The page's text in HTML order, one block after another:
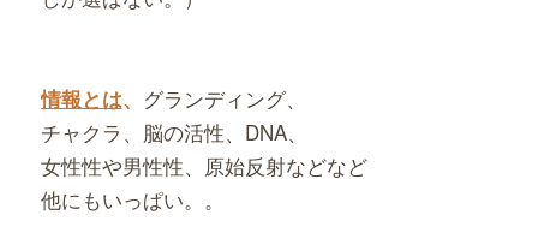
情報とは、 グランディング、
チャクラ、脳の活性、DNA、
女性性や男性性、原始反射などなど
他にもいっぱい。。